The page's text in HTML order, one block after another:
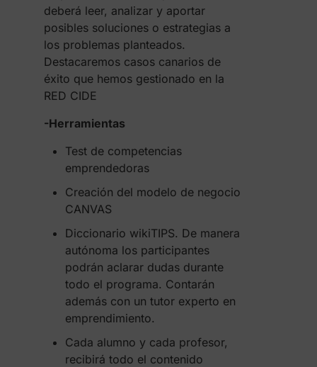
deberá leer, analizar y aportar
posibles soluciones o estrategias a
los problemas planteados.
Destacaremos casos canarios de
éxito que hemos gestionado en la
RED CIDE
-Herramientas
Test de competencias
emprendedoras
Creación del modelo de negocio
CANVAS
Diccionario wikiTIPS. De manera
autónoma los participantes
podrán aclarar dudas durante
todo el programa. Contarán
además con un tutor experto en
emprendimiento.
Cada alumno y cada profesor,
recibirá todo el contenido